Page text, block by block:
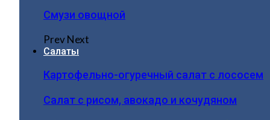
Смузи овощной
PrevNext
Салаты
Картофельно-огуречный салат с лососем
Салат с рисом, авокадо и кочудяном